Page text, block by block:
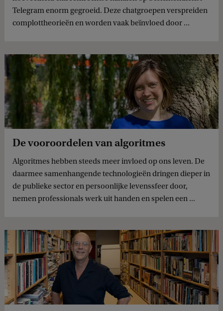
Telegram enorm gegroeid. Deze chatgroepen verspreiden
complottheorieën en worden vaak beïnvloed door ...
De vooroordelen van algoritmes
Algoritmes hebben steeds meer invloed op ons leven. De
daarmee samenhangende technologieën dringen dieper in
de publieke sector en persoonlijke levenssfeer door,
nemen professionals werk uit handen en spelen een ...